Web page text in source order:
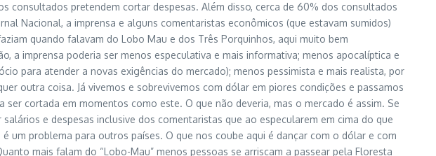
consultados pretendem cortar despesas. Além disso, cerca de 60% dos consultados
Nacional, a imprensa e alguns comentaristas econômicos (que estavam sumidos)
quando falavam do Lobo Mau e dos Três Porquinhos, aqui muito bem
a imprensa poderia ser menos especulativa e mais informativa; menos apocalíptica e
para atender a novas exigências do mercado); menos pessimista e mais realista, por
outra coisa. Já vivemos e sobrevivemos com dólar em piores condições e passamos
cortada em momentos como este. O que não deveria, mas o mercado é assim. Se
e despesas inclusive dos comentaristas que ao especularem em cima do que
um problema para outros países. O que nos coube aqui é dançar com o dólar e com
mais falam do “Lobo-Mau” menos pessoas se arriscam a passear pela Floresta